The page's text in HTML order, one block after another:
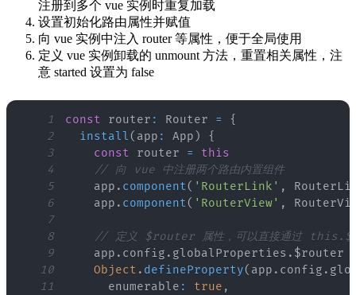
注册到多个 vue 实例时重复加载
设置初始化路由属性并赋值
向 vue 实例中注入 router 等属性，便于全局使用
定义 vue 实例卸载的 unmount 方法，重置相关属性，注
意 started 设置为 false
1 const router : Router =
{
2
install( app : App )
{
3
const router =
this
4
// 向 vue 中注册两个路由内置组件
5
    app
. component( 'RouterLink' ,
6
    app
. component( 'RouterView' ,
7
8
// 定义 $router 属性，可以直接通过
9
    app
. config . globalProperties . $router
10
Object . defineProperty( app . config .
11
      enumerable
: true ,